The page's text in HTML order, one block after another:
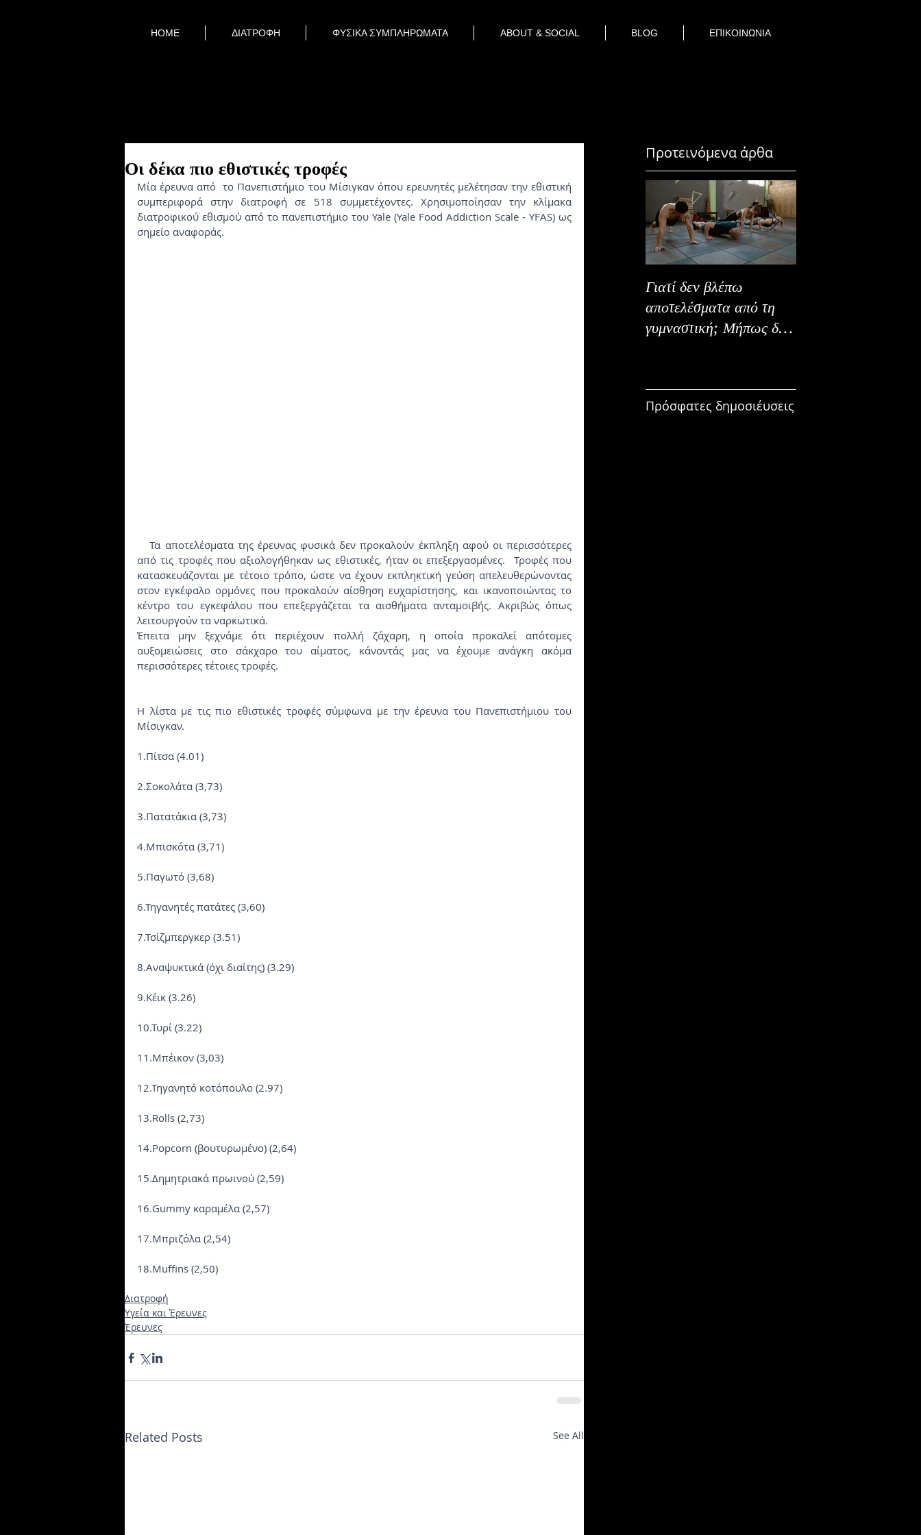
Οι δέκα πιο εθιστικές τροφές
Μία έρευνα από  το Πανεπιστήμιο του Μίσιγκαν όπου ερευνητές μελέτησαν την εθιστική
συμπεριφορά στην διατροφή σε 518 συμμετέχοντες. Χρησιμοποίησαν την κλίμακα
διατροφικού εθισμού από το πανεπιστήμιο του Yale (Yale Food Addiction Scale - YFAS) ως
σημείο αναφοράς.
   Τα αποτελέσματα της έρευνας φυσικά δεν προκαλούν έκπληξη αφού οι περισσότερες
από τις τροφές που αξιολογήθηκαν ως εθιστικές, ήταν οι επεξεργασμένες.  Τροφές που
κατασκευάζονται με τέτοιο τρόπο, ώστε να έχουν εκπληκτική γεύση απελευθερώνοντας
στον εγκέφαλο ορμόνες που προκαλούν αίσθηση ευχαρίστησης, και ικανοποιώντας το
κέντρο του εγκεφάλου που επεξεργάζεται τα αισθήματα ανταμοιβής. Ακριβώς όπως
λειτουργούν τα ναρκωτικά.
Έπειτα μην ξεχνάμε ότι περιέχουν πολλή ζάχαρη, η οποία προκαλεί απότομες
αυξομειώσεις στο σάκχαρο του αίματος, κάνοντάς μας να έχουμε ανάγκη ακόμα
περισσότερες τέτοιες τροφές.
Η λίστα με τις πιο εθιστικές τροφές σύμφωνα με την έρευνα του Πανεπιστήμιου του
Μίσιγκαν.
1.Πίτσα (4.01)
2.Σοκολάτα (3,73)
3.Πατατάκια (3,73)
4.Μπισκότα (3,71)
5.Παγωτό (3,68)
6.Τηγανητές πατάτες (3,60)
7.Τσίζμπεργκερ (3.51)
8.Αναψυκτικά (όχι διαίτης) (3.29)
9.Κέικ (3.26)
10.Τυρί (3.22)
11.Μπέικον (3,03)
12.Τηγανητό κοτόπουλο (2.97)
13.Rolls (2,73)
14.Popcorn (βουτυρωμένο) (2,64)
15.Δημητριακά πρωινού (2,59)
16.Gummy καραμέλα (2,57)
17.Μπριζόλα (2,54)
18.Muffins (2,50)
Διατροφή
Υγεία και Έρευνες
Έρευνες
Related Posts See All
Προτεινόμενα άρθα
Γιατί δεν βλέπω
αποτελέσματα από τη
γυμναστική; Μήπως δεν
Πρόσφατες δημοσιέυσεις
HOME ΔΙΑΤΡΟΦΗ ΦΥΣΙΚΑ ΣΥΜΠΛΗΡΩΜΑΤΑ ABOUT & SOCIAL BLOG ΕΠΙΚΟΙΝΩΝΙΑ